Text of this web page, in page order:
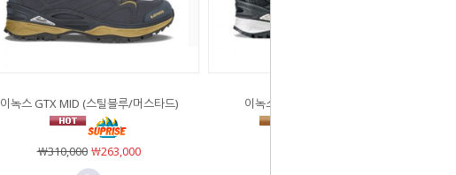
이녹스 GTX MID (스틸블루/머스타드)
￦310,000￦263,000
이녹스 GTX MID (블랙/그레이)